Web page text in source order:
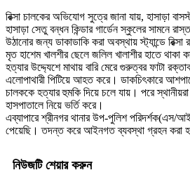
রিক্সা চালকের অভিযোগ সুত্রে জানা যায়, হাসাড়া
হাসাড়া সেতু বন্ধন কিন্ডার গার্ডেন স্কুলের সামনে
উঠানোর জন্য ডাকাডাকি করা অবস্থায় স্ট্যান্ডে
মৃত হাশেম খালশীর ছেলে জলিল খালাশীর হাতে থাকা
হত্যার উদ্দ্যেশে মাথায় বারি মেরে গুরুত্বর ফাটা
এলোপাথারী পিটিয়ে আহত করে। ডাকচিৎকারে
চালককে হত্যার হুমকি দিয়ে চলে যায়। পরে
হাসপাতালে নিয়ে ভর্তি করে।
এব্যাপারে শ্রীনগর থানার উপ-পুলিশ পরিদর্শক(এস/
পেয়েছি। তদন্ত করে আইনগত ব্যবস্থা গ্রহন করা
নিউজটি শেয়ার করুন